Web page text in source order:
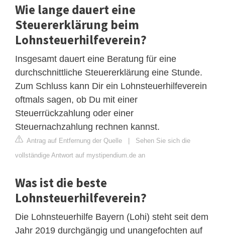
Wie lange dauert eine
Steuererklärung beim
Lohnsteuerhilfeverein?
Insgesamt dauert eine Beratung für eine
durchschnittliche Steuererklärung eine Stunde.
Zum Schluss kann Dir ein Lohnsteuerhilfeverein
oftmals sagen, ob Du mit einer
Steuerrückzahlung oder einer
Steuernachzahlung rechnen kannst.
Antrag auf Entfernung der Quelle | Sehen Sie sich die
vollständige Antwort auf mystipendium.de an
Was ist die beste
Lohnsteuerhilfeverein?
Die Lohnsteuerhilfe Bayern (Lohi) steht seit dem
Jahr 2019 durchgängig und unangefochten auf